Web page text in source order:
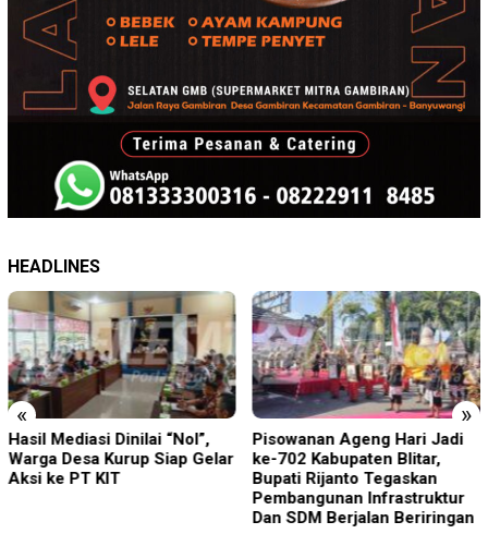
HEADLINES
« »
Hasil Mediasi Dinilai “Nol”,
Warga Desa Kurup Siap Gelar
Aksi ke PT KIT
Pisowanan Ageng Hari Jadi
ke-702 Kabupaten Blitar,
Bupati Rijanto Tegaskan
Pembangunan Infrastruktur
Dan SDM Berjalan Beriringan